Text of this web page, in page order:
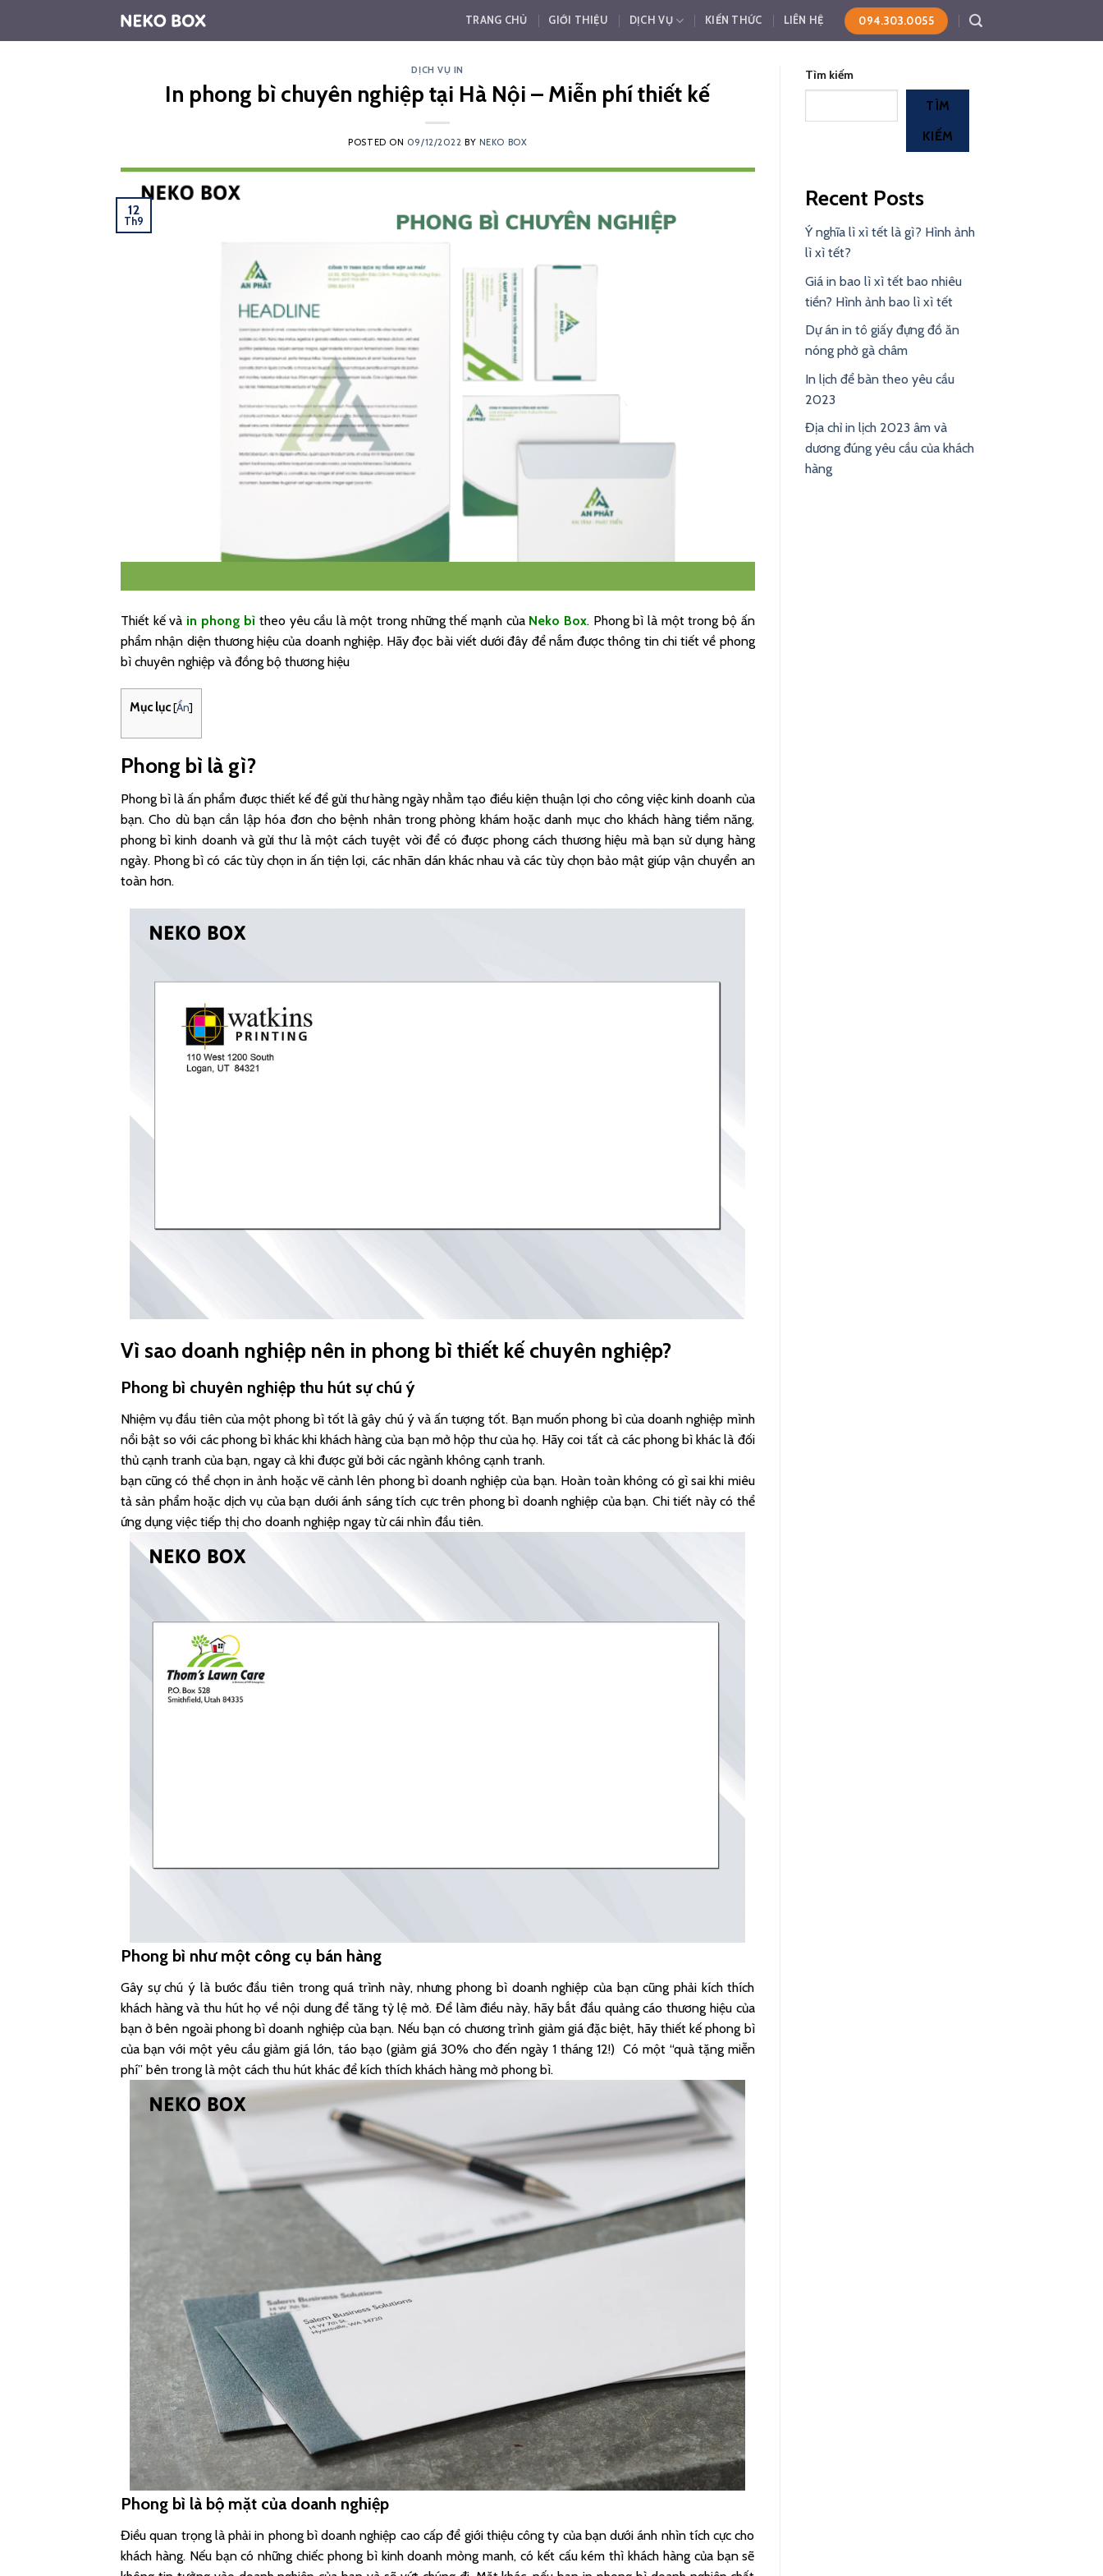
TRANG CHỦ GIỚI THIỆU DỊCH VỤ KIẾN THỨC LIÊN HỆ 094.303.0055
DỊCH VỤ IN
In phong bì chuyên nghiệp tại Hà Nội – Miễn phí thiết kế
POSTED ON 09/12/2022 BY NEKO BOX
12
Th9
Thiết kế và in phong bì theo yêu cầu là một trong những thế mạnh của Neko Box. Phong bì là một trong bộ ấn
phẩm nhận diện thương hiệu của doanh nghiệp. Hãy đọc bài viết dưới đây để nắm được thông tin chi tiết về phong
bì chuyên nghiệp và đồng bộ thương hiệu
Mục lục[Ẩn]
Phong bì là gì?
Phong bì là ấn phẩm được thiết kế để gửi thư hàng ngày nhằm tạo điều kiện thuận lợi cho công việc kinh doanh của
bạn. Cho dù bạn cần lập hóa đơn cho bệnh nhân trong phòng khám hoặc danh mục cho khách hàng tiềm năng,
phong bì kinh doanh và gửi thư là một cách tuyệt vời để có được phong cách thương hiệu mà bạn sử dụng hàng
ngày. Phong bì có các tùy chọn in ấn tiện lợi, các nhãn dán khác nhau và các tùy chọn bảo mật giúp vận chuyển an
toàn hơn.
Vì sao doanh nghiệp nên in phong bì thiết kế chuyên nghiệp?
Phong bì chuyên nghiệp thu hút sự chú ý
Nhiệm vụ đầu tiên của một phong bì tốt là gây chú ý và ấn tượng tốt. Bạn muốn phong bì của doanh nghiệp mình
nổi bật so với các phong bì khác khi khách hàng của bạn mở hộp thư của họ. Hãy coi tất cả các phong bì khác là đối
thủ cạnh tranh của bạn, ngay cả khi được gửi bởi các ngành không cạnh tranh.
bạn cũng có thể chọn in ảnh hoặc vẽ cảnh lên phong bì doanh nghiệp của bạn. Hoàn toàn không có gì sai khi miêu
tả sản phẩm hoặc dịch vụ của bạn dưới ánh sáng tích cực trên phong bì doanh nghiệp của bạn. Chi tiết này có thể
ứng dụng việc tiếp thị cho doanh nghiệp ngay từ cái nhìn đầu tiên.
Phong bì như một công cụ bán hàng
Gây sự chú ý là bước đầu tiên trong quá trình này, nhưng phong bì doanh nghiệp của bạn cũng phải kích thích
khách hàng và thu hút họ về nội dung để tăng tỷ lệ mở. Để làm điều này, hãy bắt đầu quảng cáo thương hiệu của
bạn ở bên ngoài phong bì doanh nghiệp của bạn. Nếu bạn có chương trình giảm giá đặc biệt, hãy thiết kế phong bì
của bạn với một yêu cầu giảm giá lớn, táo bạo (giảm giá 30% cho đến ngày 1 tháng 12!) Có một “quà tặng miễn
phí” bên trong là một cách thu hút khác để kích thích khách hàng mở phong bì.
Phong bì là bộ mặt của doanh nghiệp
Điều quan trọng là phải in phong bì doanh nghiệp cao cấp để giới thiệu công ty của bạn dưới ánh nhìn tích cực cho
khách hàng. Nếu bạn có những chiếc phong bì kinh doanh mỏng manh, có kết cấu kém thì khách hàng của bạn sẽ
Tìm kiếm
TÌM
KIẾM
Recent Posts
Ý nghĩa lì xì tết là gì? Hình ảnh
lì xì tết?
Giá in bao lì xì tết bao nhiêu
tiền? Hình ảnh bao lì xì tết
Dự án in tô giấy đựng đồ ăn
nóng phở gà châm
In lịch để bàn theo yêu cầu
2023
Địa chỉ in lịch 2023 âm và
dương đúng yêu cầu của khách
hàng